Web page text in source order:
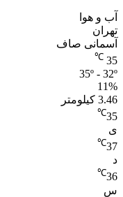
آب و هوا
تهران
آسمانی صاف
35
℃
35º - 32º
11%
3.46 کیلومتر
35
℃
ی
37
℃
د
36
℃
س